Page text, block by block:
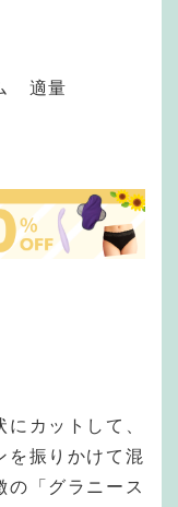
適量
カットして、
を振りかけて混
の「グラニース